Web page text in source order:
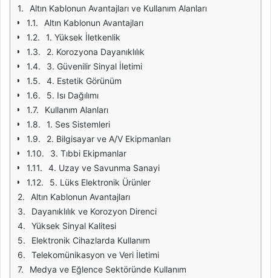
Altın Kablonun Avantajları ve Kullanım Alanları
Altın Kablonun Avantajları
1. Yüksek İletkenlik
2. Korozyona Dayanıklılık
3. Güvenilir Sinyal İletimi
4. Estetik Görünüm
5. Isı Dağılımı
Kullanım Alanları
1. Ses Sistemleri
2. Bilgisayar ve A/V Ekipmanları
3. Tıbbi Ekipmanlar
4. Uzay ve Savunma Sanayi
5. Lüks Elektronik Ürünler
Altın Kablonun Avantajları
Dayanıklılık ve Korozyon Direnci
Yüksek Sinyal Kalitesi
Elektronik Cihazlarda Kullanım
Telekomünikasyon ve Veri İletimi
Medya ve Eğlence Sektöründe Kullanım